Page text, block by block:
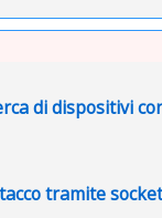
di dispositivi
tramite